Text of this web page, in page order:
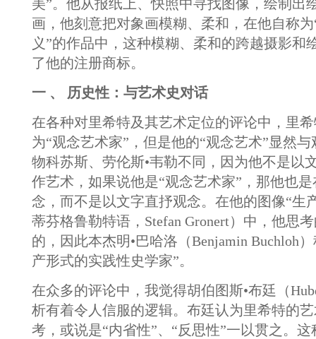
美”。他从报纸上、快照中寻找图像，绘制出
画，他刻意把对象画模糊、柔和，在他自称
义”的作品中，这种模糊、柔和的跨越摄影和
了他的注册商标。
一 、 历史性：与艺术史对话
在各种对里希特及其艺术定位的评论中，里
为“观念艺术家”，但是他的“观念艺术”显然
物科苏斯、劳伦斯•韦勒不同，因为他不是以
作艺术，如果说他是“观念艺术家”，那他也
念，而不是以文字直抒观念。在他的图像“生
蒂芬格鲁勒特语，Stefan Gronert）中，他思
的，因此本杰明•巴哈洛（Benjamin Buchloh
产形式的实践性史学家”。
在众多的评论中，我觉得胡伯图斯•布廷（
析有着令人信服的逻辑。布廷认为里希特的
考，或说是“内省性”、“反思性”一以贯之。